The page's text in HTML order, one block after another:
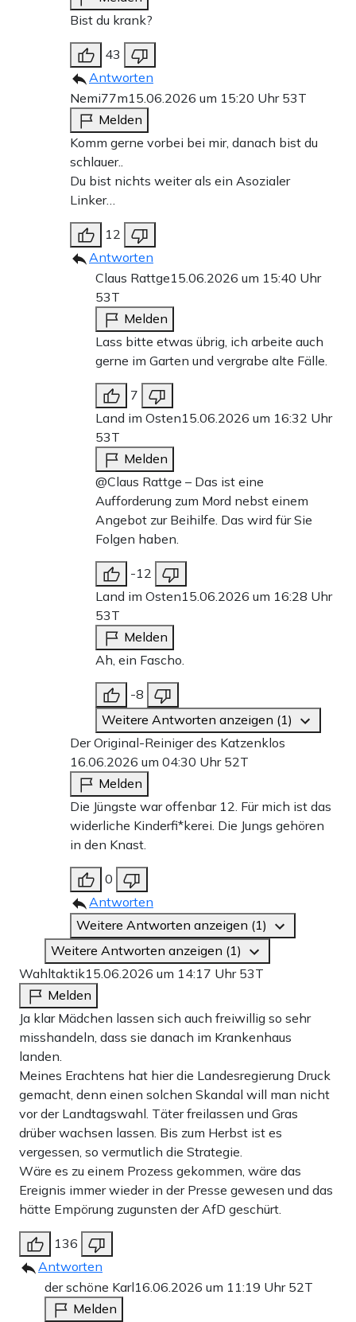
Bist du krank?
43
Antworten
Nemi77m15.06.2026 um 15:20 Uhr 53T
Melden
Komm gerne vorbei bei mir, danach bist du
schlauer..
Du bist nichts weiter als ein Asozialer
Linker…
12
Antworten
Claus Rattge15.06.2026 um 15:40 Uhr
53T
Melden
Lass bitte etwas übrig, ich arbeite auch
gerne im Garten und vergrabe alte Fälle.
7
Land im Osten15.06.2026 um 16:32 Uhr
53T
Melden
@Claus Rattge – Das ist eine
Aufforderung zum Mord nebst einem
Angebot zur Beihilfe. Das wird für Sie
Folgen haben.
-12
Land im Osten15.06.2026 um 16:28 Uhr
53T
Melden
Ah, ein Fascho.
-8
Weitere Antworten anzeigen (1)
Der Original-Reiniger des Katzenklos
16.06.2026 um 04:30 Uhr 52T
Melden
Die Jüngste war offenbar 12. Für mich ist das
widerliche Kinderfi*kerei. Die Jungs gehören
in den Knast.
0
Antworten
Weitere Antworten anzeigen (1)
Weitere Antworten anzeigen (1)
Wahltaktik15.06.2026 um 14:17 Uhr 53T
Melden
Ja klar Mädchen lassen sich auch freiwillig so sehr
misshandeln, dass sie danach im Krankenhaus
landen.
Meines Erachtens hat hier die Landesregierung Druck
gemacht, denn einen solchen Skandal will man nicht
vor der Landtagswahl. Täter freilassen und Gras
drüber wachsen lassen. Bis zum Herbst ist es
vergessen, so vermutlich die Strategie.
Wäre es zu einem Prozess gekommen, wäre das
Ereignis immer wieder in der Presse gewesen und das
hätte Empörung zugunsten der AfD geschürt.
136
Antworten
der schöne Karl16.06.2026 um 11:19 Uhr 52T
Melden